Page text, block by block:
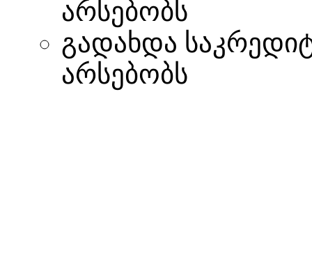
არსებობს
გადახდა
არსებობს